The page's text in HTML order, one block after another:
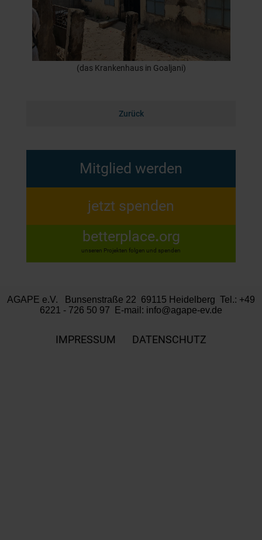
(das Krankenhaus in Goaljani)
Zurück
Mitglied werden
jetzt spenden
betterplace.org
unseren Projekten folgen und spenden
AGAPE e.V. Bunsenstraße 22 69115 Heidelberg Tel.: +49
6221 - 726 50 97 E-mail: info@agape-ev.de
IMPRESSUM DATENSCHUTZ